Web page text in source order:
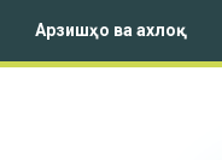
Арзишҳо ва ахлоқ